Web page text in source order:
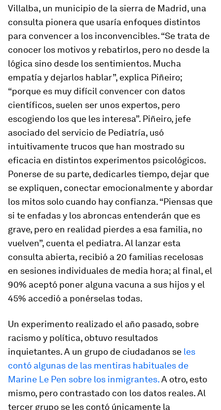
Villalba, un municipio de la sierra de Madrid, una
consulta pionera que usaría enfoques distintos
para convencer a los inconvencibles. “Se trata de
conocer los motivos y rebatirlos, pero no desde la
lógica sino desde los sentimientos. Mucha
empatía y dejarlos hablar”, explica Piñeiro;
“porque es muy difícil convencer con datos
científicos, suelen ser unos expertos, pero
escogiendo los que les interesa”. Piñeiro, jefe
asociado del servicio de Pediatría, usó
intuitivamente trucos que han mostrado su
eficacia en distintos experimentos psicológicos.
Ponerse de su parte, dedicarles tiempo, dejar que
se expliquen, conectar emocionalmente y abordar
los mitos solo cuando hay confianza. “Piensas que
si te enfadas y los abroncas entenderán que es
grave, pero en realidad pierdes a esa familia, no
vuelven”, cuenta el pediatra. Al lanzar esta
consulta abierta, recibió a 20 familias recelosas
en sesiones individuales de media hora; al final, el
90% aceptó poner alguna vacuna a sus hijos y el
45% accedió a ponérselas todas.
Un experimento realizado el año pasado, sobre
racismo y política, obtuvo resultados
inquietantes. A un grupo de ciudadanos se les
contó algunas de las mentiras habituales de
Marine Le Pen sobre los inmigrantes.A otro, esto
mismo, pero contrastado con los datos reales. Al
tercer grupo se les contó únicamente la